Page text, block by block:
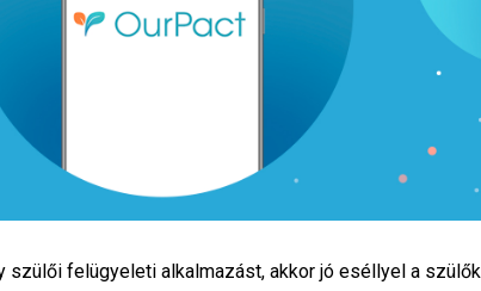
szülői felügyeleti alkalmazást, akkor jó eséllyel a szülők